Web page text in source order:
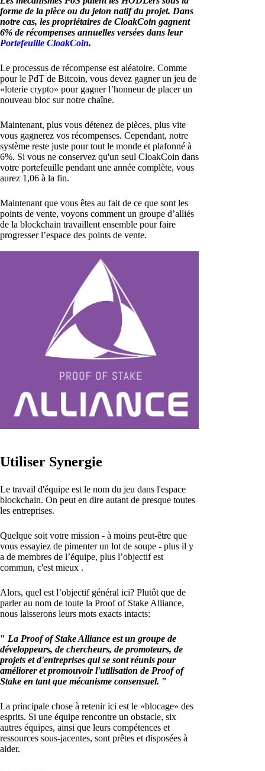
forme de la pièce ou du jeton natif du projet. Dans
notre cas, les propriétaires de CloakCoin gagnent
6% de récompenses annuelles versées dans leur
Portefeuille CloakCoin.
Le processus de récompense est aléatoire. Comme
pour le PdT de Bitcoin, vous devez gagner un jeu de
«loterie crypto» pour gagner l’honneur de placer un
nouveau bloc sur notre chaîne.
Maintenant, plus vous détenez de pièces, plus vite
vous gagnerez vos récompenses. Cependant, notre
système reste juste pour tout le monde et plafonné à
6%. Si vous ne conservez qu'un seul CloakCoin dans
votre portefeuille pendant une année complète, vous
aurez 1,06 à la fin.
Maintenant que vous êtes au fait de ce que sont les
points de vente, voyons comment un groupe d’alliés
de la blockchain travaillent ensemble pour faire
progresser l’espace des points de vente.
Utiliser Synergie
Le travail d'équipe est le nom du jeu dans l'espace
blockchain. On peut en dire autant de presque toutes
les entreprises.
Quelque soit votre mission - à moins peut-être que
vous essayiez de pimenter un lot de soupe - plus il y
a de membres de l’équipe, plus l’objectif est
commun, c'est mieux .
Alors, quel est l’objectif général ici? Plutôt que de
parler au nom de toute la Proof of Stake Alliance,
nous laisserons leurs mots exacts intacts:
" La Proof of Stake Alliance est un groupe de
développeurs, de chercheurs, de promoteurs, de
projets et d'entreprises qui se sont réunis pour
améliorer et promouvoir l'utilisation de Proof of
Stake en tant que mécanisme consensuel. "
La principale chose à retenir ici est le «blocage» des
esprits. Si une équipe rencontre un obstacle, six
autres équipes, ainsi que leurs compétences et
ressources sous-jacentes, sont prêtes et disposées à
aider.